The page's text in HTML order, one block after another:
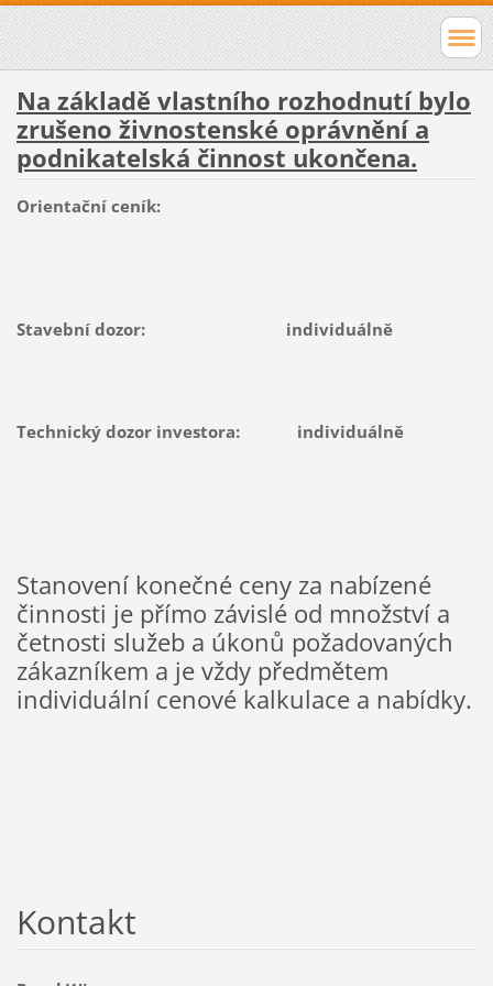
Na základě vlastního rozhodnutí bylo
zrušeno živnostenské oprávnění a
podnikatelská činnost ukončena.
Orientačníceník:
Stavební dozor: individuálně
Technický dozor investora: individuálně
Stanovení konečné ceny za nabízené
činnosti je přímo závislé od množství a
četnosti služeb a úkonů požadovaných
zákazníkem a je vždy předmětem
individuální cenové kalkulace a nabídky.
Kontakt